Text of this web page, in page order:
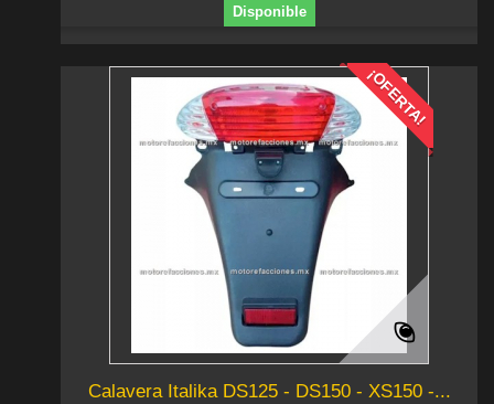
Disponible
¡OFERTA!
Calavera Italika DS125 - DS150 - XS150 -...